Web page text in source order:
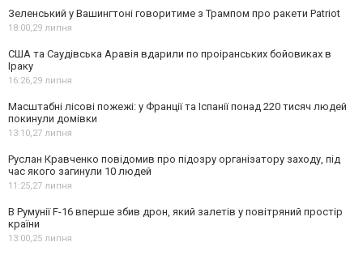
Зеленський у Вашингтоні говоритиме з Трампом про ракети Patriot
18:00,29 липня
США та Саудівська Аравія вдарили по проіранських бойовиках в
Іраку
16:26,29 липня
Масштабні лісові пожежі: у Франції та Іспанії понад 220 тисяч людей
покинули домівки
13:10,27 липня
Руслан Кравченко повідомив про підозру організатору заходу, під
час якого загинули 10 людей
11:25,27 липня
В Румунії F-16 вперше збив дрон, який залетів у повітряний простір
країни
13:00,25 липня